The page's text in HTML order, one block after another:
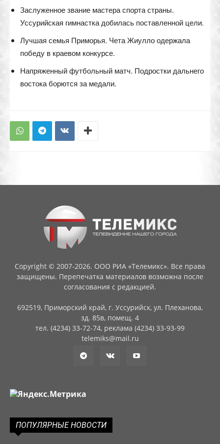
Заслуженное звание мастера спорта страны.
Уссурийская гимнастка добилась поставленной цели.
Лучшая семья Приморья. Чета Жиулло одержала
победу в краевом конкурсе.
Напряженный футбольный матч. Подростки дальнего
востока борются за медали.
Copyright © 2007-2026. ООО РИА «Телемикс». Все права
защищены. Перепечатка материалов возможна после
согласования с редакцией.
692519, Приморский край, г. Уссурийск, ул. Плеханова,
зд. 85в, помещ. 4
тел. (4234) 33-72-74, реклама (4234) 33-93-99
telemiks@mail.ru
ПОПУЛЯРНЫЕ НОВОСТИ